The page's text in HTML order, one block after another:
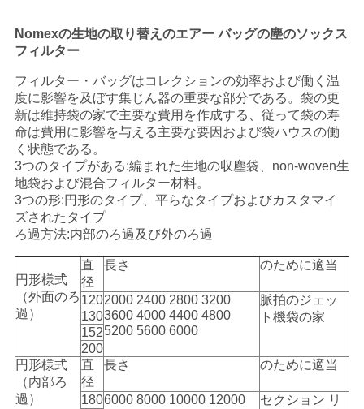
地
図
PRIVACY
POLICY
Nomexの生地の取り替えのエアー バッグの塵のソックス
フィルター
フィルター・バッグはコレクションの効率および働く温
度に影響を及ぼす集じん器の重要な部分である。袋の更
新は維持袋の家で主要な費用を作成する、従って袋の寿
命は費用に影響を与える主要な要因および袋ハウスの働
く状態である。
3つのタイプがある:編まれた生地の収塵袋、non-woven生
地袋および混合フィルター材料。
3つの形:円形のタイプ、平らなタイプおよびカスタマイ
ズされたタイプ
ろ過方法:内部のろ過及び外のろ過
円形様式
（外面のろ
過）
直
径
長さ のために適当
1202000 2400 2800 3200
3600 4000 4400 4800
5200 5600 6000
脈拍のジェッ
ト機袋の家
130
152
200
円形様式
（内部ろ
過）
直
径
長さ のために適当
1806000 8000 10000 12000
セクション リ